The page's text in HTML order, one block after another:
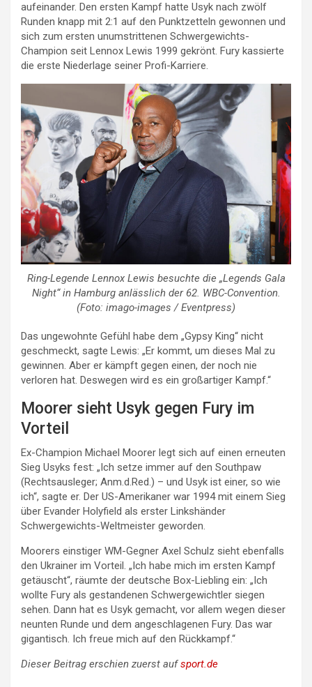
aufeinander. Den ersten Kampf hatte Usyk nach zwölf
Runden knapp mit 2:1 auf den Punktzetteln gewonnen und
sich zum ersten unumstrittenen Schwergewichts-
Champion seit Lennox Lewis 1999 gekrönt. Fury kassierte
die erste Niederlage seiner Profi-Karriere.
Ring-Legende Lennox Lewis besuchte die „Legends Gala
Night“ in Hamburg anlässlich der 62. WBC-Convention.
(Foto: imago-images / Eventpress)
Das ungewohnte Gefühl habe dem „Gypsy King“ nicht
geschmeckt, sagte Lewis: „Er kommt, um dieses Mal zu
gewinnen. Aber er kämpft gegen einen, der noch nie
verloren hat. Deswegen wird es ein großartiger Kampf.“
Moorer sieht Usyk gegen Fury im
Vorteil
Ex-Champion Michael Moorer legt sich auf einen erneuten
Sieg Usyks fest: „Ich setze immer auf den Southpaw
(Rechtsausleger; Anm.d.Red.) – und Usyk ist einer, so wie
ich“, sagte er. Der US-Amerikaner war 1994 mit einem Sieg
über Evander Holyfield als erster Linkshänder
Schwergewichts-Weltmeister geworden.
Moorers einstiger WM-Gegner Axel Schulz sieht ebenfalls
den Ukrainer im Vorteil. „Ich habe mich im ersten Kampf
getäuscht“, räumte der deutsche Box-Liebling ein: „Ich
wollte Fury als gestandenen Schwergewichtler siegen
sehen. Dann hat es Usyk gemacht, vor allem wegen dieser
neunten Runde und dem angeschlagenen Fury. Das war
gigantisch. Ich freue mich auf den Rückkampf.“
Dieser Beitrag erschien zuerst aufsport.de